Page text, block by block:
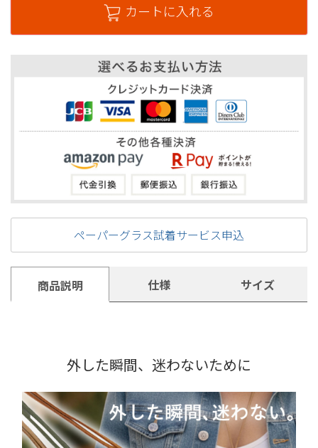
カートに入れる
ペーパーグラス試着サービス申込
商品説明 仕様 サイズ
外した瞬間、迷わないために